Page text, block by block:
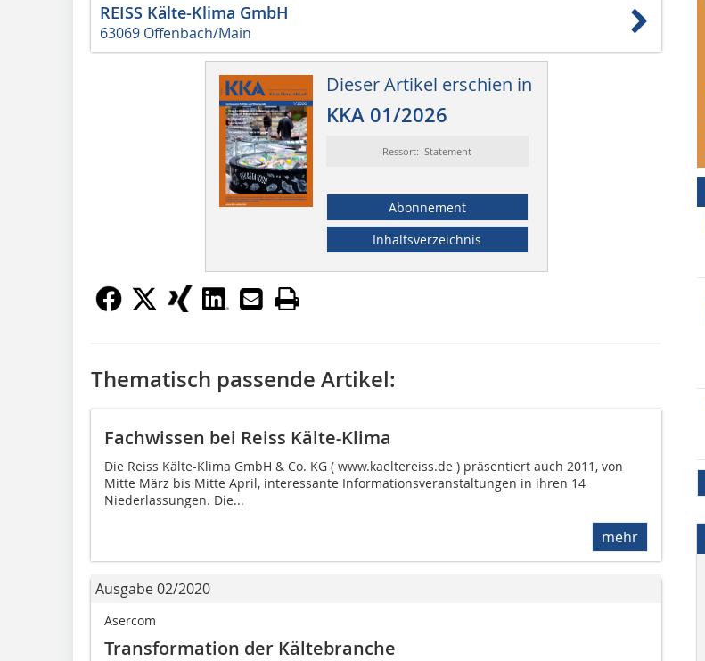
REISS Kälte-Klima GmbH
63069 Offenbach/Main
Dieser Artikel erschien in
KKA 01/2026
Ressort: Statement
Abonnement
Inhaltsverzeichnis
Thematisch passende Artikel:
Fachwissen bei Reiss Kälte-Klima
Die Reiss Kälte-Klima GmbH & Co. KG ( www.kaeltereiss.de ) präsentiert auch 2011, von
Mitte März bis Mitte April, interessante Informationsveranstaltungen in ihren 14
Niederlassungen. Die...
mehr
Ausgabe 02/2020
Asercom
Transformation der Kältebranche